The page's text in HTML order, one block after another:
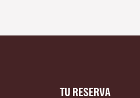
TU RESERVA